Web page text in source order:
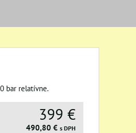
bar relatívne.
399 €
490,80 € s DPH